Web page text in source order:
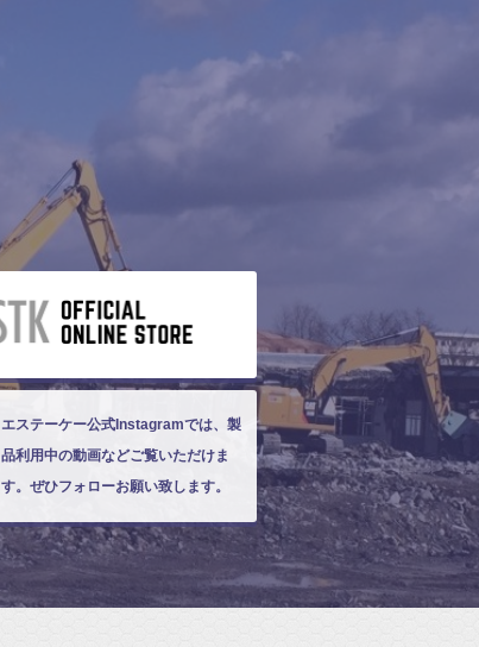
エステーケー公式Instagramでは、製
品利用中の動画などご覧いただけま
す。ぜひフォローお願い致します。